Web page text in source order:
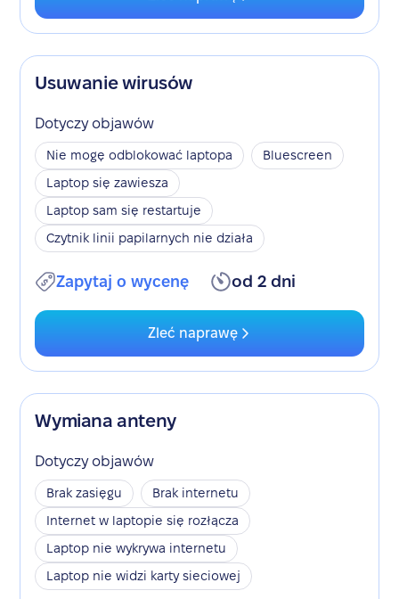
Usuwanie wirusów
Dotyczy objawów
Nie mogę odblokować laptopa
Bluescreen
Laptop się zawiesza
Laptop sam się restartuje
Czytnik linii papilarnych nie działa
Zapytaj o wycenę od 2 dni
Zleć naprawę
Wymiana anteny
Dotyczy objawów
Brak zasięgu
Brak internetu
Internet w laptopie się rozłącza
Laptop nie wykrywa internetu
Laptop nie widzi karty sieciowej